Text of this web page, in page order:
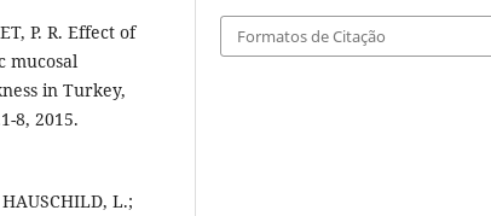
P. R. Effect of
mucosal
in Turkey,
8, 2015.
L.;
Formatos de Citação